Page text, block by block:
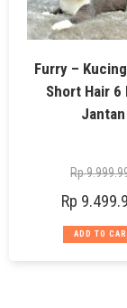
Furry –
Short Hair 6
Jantan
Rp
Rp
ADD TO